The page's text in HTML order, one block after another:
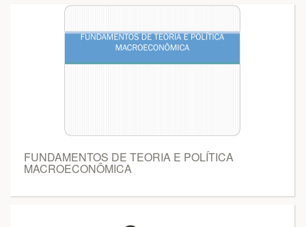
FUNDAMENTOS DE TEORIA E POLÍTICA
MACROECONÔMICA